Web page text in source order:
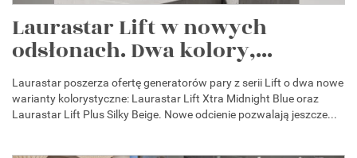
Laurastar Lift w nowych
odsłonach. Dwa kolory,...
Laurastar poszerza ofertę generatorów pary z serii Lift o dwa nowe
warianty kolorystyczne: Laurastar Lift Xtra Midnight Blue oraz
Laurastar Lift Plus Silky Beige. Nowe odcienie pozwalają jeszcze...